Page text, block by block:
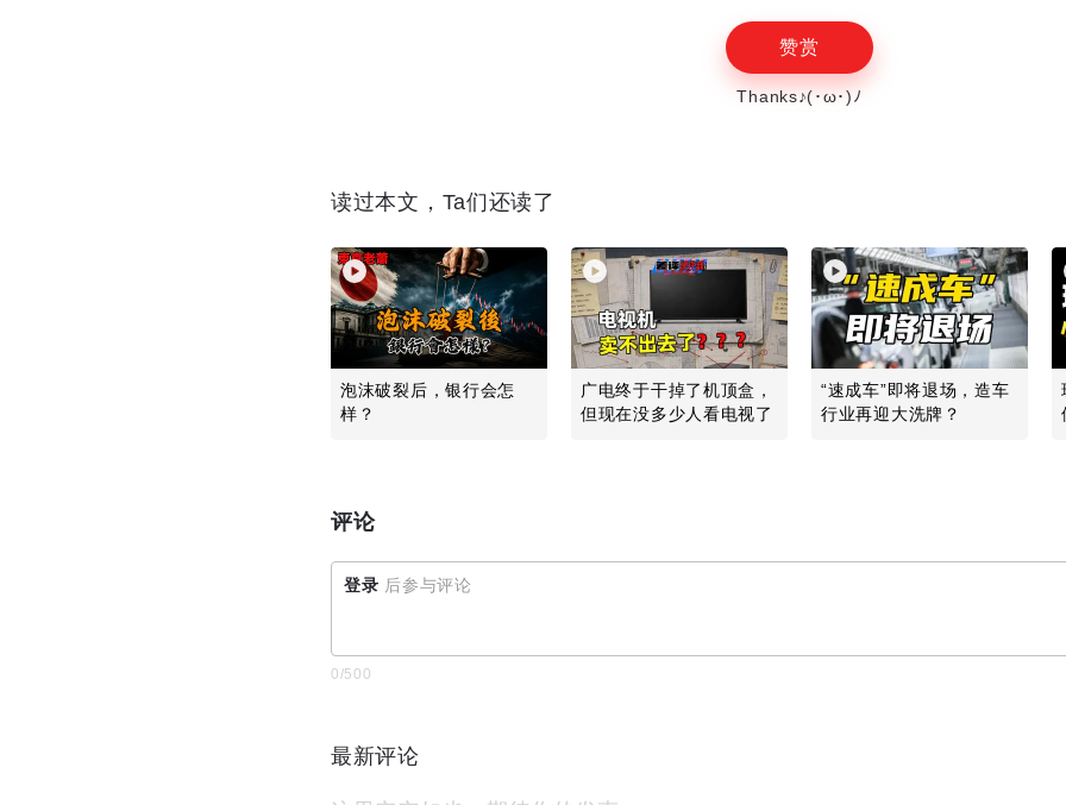
赞赏
Thanks♪(･ω･)ﾉ
读过本文，Ta们还读了
泡沫破裂后，银行会怎
样？
广电终于干掉了机顶盒，
但现在没多少人看电视了
“速成车”即将退场，造车
行业再迎大洗牌？
评论
登录 后参与评论
0/500
最新评论